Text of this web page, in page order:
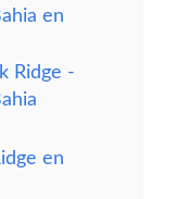
en
Ridge -
en